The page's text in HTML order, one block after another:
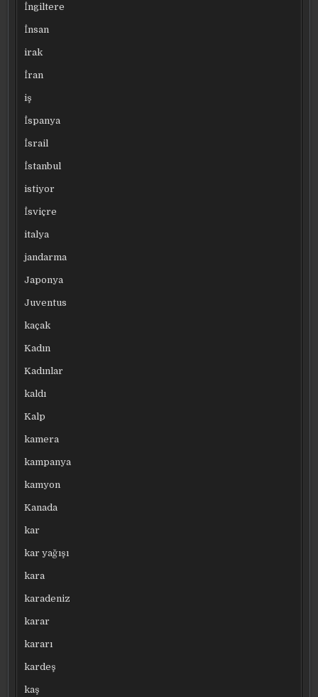
İngiltere
İnsan
irak
İran
iş
İspanya
İsrail
İstanbul
istiyor
İsviçre
italya
jandarma
Japonya
Juventus
kaçak
Kadın
Kadınlar
kaldı
Kalp
kamera
kampanya
kamyon
Kanada
kar
kar yağışı
kara
karadeniz
karar
kararı
kardeş
kaş